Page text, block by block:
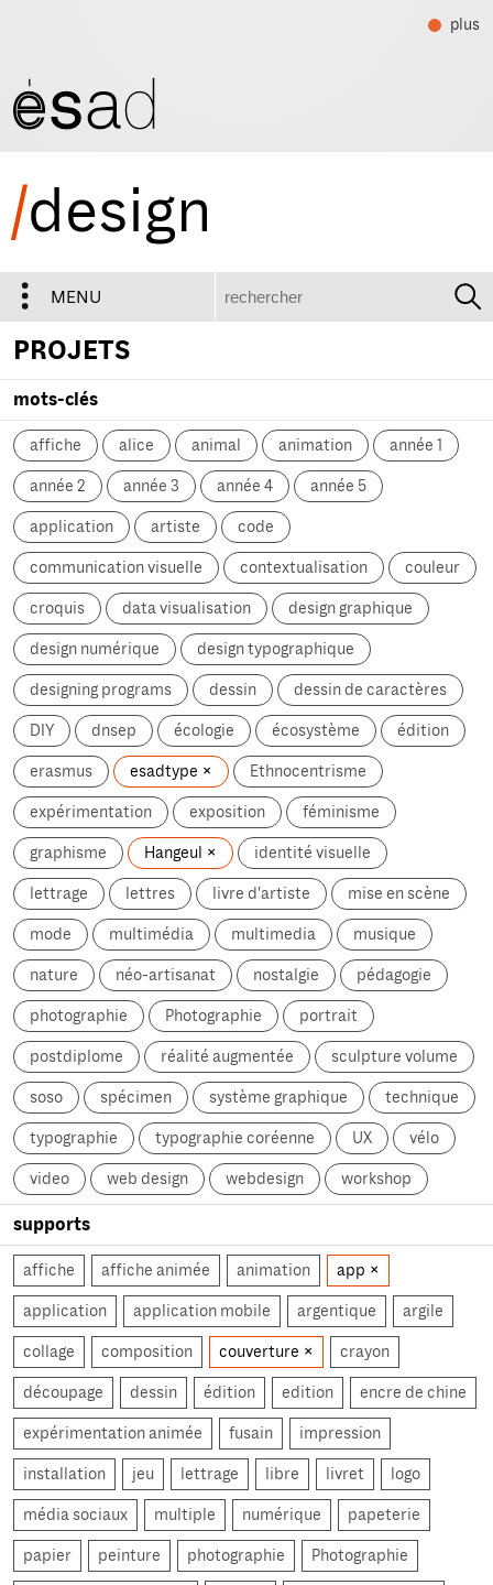
plus
/design
MENU
PROJETS
mots-clés
affiche alice animal animation année 1
année 2 année 3 année 4 année 5
application artiste code
communication visuelle contextualisation couleur
croquis data visualisation design graphique
design numérique design typographique
designing programs dessin dessin de caractères
DIY dnsep écologie écosystème édition
erasmus esadtype Ethnocentrisme
expérimentation exposition féminisme
graphisme Hangeul identité visuelle
lettrage lettres livre d'artiste mise en scène
mode multimédia multimedia musique
nature néo-artisanat nostalgie pédagogie
photographie Photographie portrait
postdiplome réalité augmentée sculpture volume
soso spécimen système graphique technique
typographie typographie coréenne UX vélo
video web design webdesign workshop
supports
affiche affiche animée animation app
application application mobile argentique argile
collage composition couverture crayon
découpage dessin édition edition encre de chine
expérimentation animée fusain impression
installation jeu lettrage libre livret logo
média sociaux multiple numérique papeterie
papier peinture photographie Photographie